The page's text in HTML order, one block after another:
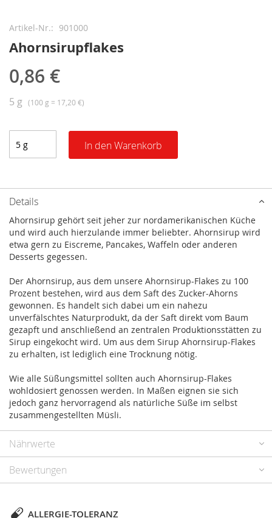
Artikel-Nr. 901000
Ahornsirupflakes
0,86 €
5 g (100 g = 17,20 €)
In den Warenkorb
Details
Ahornsirup gehört seit jeher zur nordamerikanischen Küche
und wird auch hierzulande immer beliebter. Ahornsirup wird
etwa gern zu Eiscreme, Pancakes, Waffeln oder anderen
Desserts gegessen.
Der Ahornsirup, aus dem unsere Ahornsirup-Flakes zu 100
Prozent bestehen, wird aus dem Saft des Zucker-Ahorns
gewonnen. Es handelt sich dabei um ein nahezu
unverfälschtes Naturprodukt, da der Saft direkt vom Baum
gezapft und anschließend an zentralen Produktionsstätten zu
Sirup eingekocht wird. Um aus dem Sirup Ahornsirup-Flakes
zu erhalten, ist lediglich eine Trocknung nötig.
Wie alle Süßungsmittel sollten auch Ahornsirup-Flakes
wohldosiert genossen werden. In Maßen eignen sie sich
jedoch ganz hervorragend als natürliche Süße im selbst
zusammengestellten Müsli.
Nährwerte
Bewertungen
ALLERGIE-TOLERANZ
Anfang
Bildergalerie